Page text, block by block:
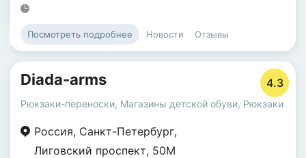
Посмотреть подробнее Новости Отзывы
Diada-arms 4.3
Рюкзаки-переноски, Магазины детской обуви, Рюкзаки
Россия, Санкт-Петербург,
Лиговский проспект, 50М